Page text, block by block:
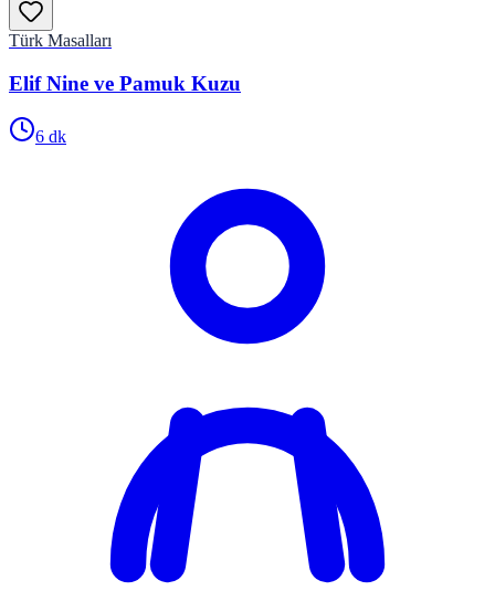
Türk Masalları
Elif Nine ve Pamuk Kuzu
6 dk